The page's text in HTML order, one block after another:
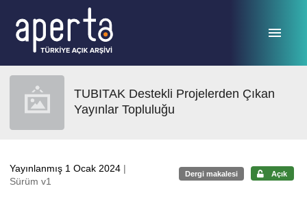
TUBITAK Destekli Projelerden Çıkan
Yayınlar Topluluğu
Yayınlanmış 1 Ocak 2024 |
Sürüm v1
Dergi makalesi Açık